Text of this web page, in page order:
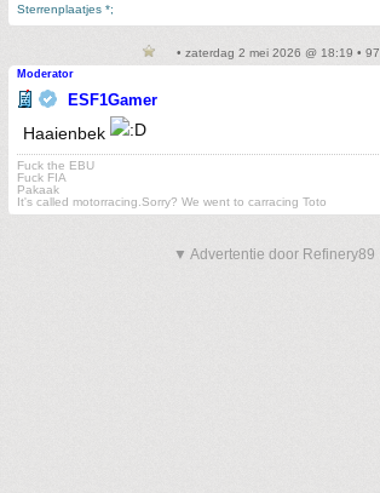
Sterrenplaatjes *;
• zaterdag 2 mei 2026 @ 18:19 • 97
Moderator
ESF1Gamer
Haaienbek
Fuck the EBU
Fuck FIA
Pakaak
It's called motorracing.Sorry? We went to carracing Toto
▼ Advertentie door Refinery89